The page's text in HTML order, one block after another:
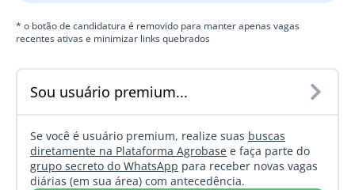
* o botão de candidatura é removido para manter apenas vagas
recentes ativas e minimizar links quebrados
Sou usuário premium...
Se você é usuário premium, realize suas buscas
diretamente na Plataforma Agrobase e faça parte do
grupo secreto do WhatsApp para receber novas vagas
diárias (em sua área) com antecedência.